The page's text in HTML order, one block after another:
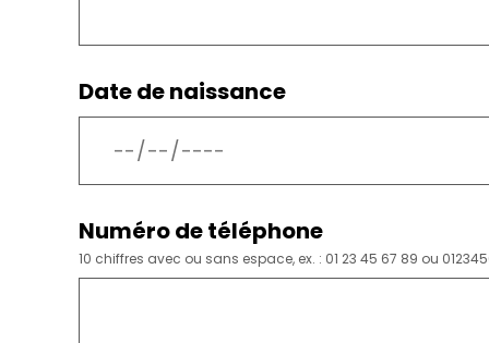
Date de naissance
Numéro de téléphone
10 chiffres avec ou sans espace, ex. : 01 23 45 67 89 ou